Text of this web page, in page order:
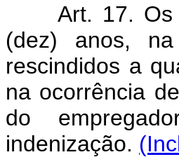
Art. 17. Os
(dez) anos,
rescindidos a
na ocorrência
do
indenização.